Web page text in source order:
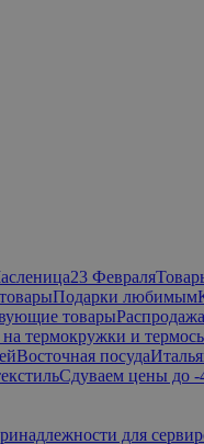
23 Февраля
Подарки любимым
товары
термокружки и
Восточная посуда
Сдуваем цены до -
для